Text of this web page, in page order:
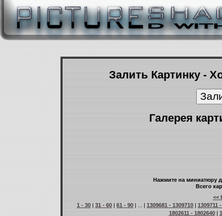
Залить Картинку -
Галерея
Нажмите на миниатюру
Всего
<<
1 - 30 | 31 - 60 | 61 - 90 | ... | 1309681 - 1309710 | 1309711
1802611 - 1802640|